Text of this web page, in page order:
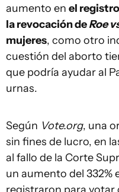
aumento en el
la revocación deRoe
mujeres, como otro
cuestión del aborto
que podría ayudar al
urnas.
Según Vote.org, una
sin fines de lucro, en
al fallo de la Corte
un aumento del 332%